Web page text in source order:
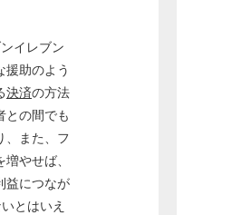
イレブン
援助のよう
決済の方法
との間でも
、また、フ
やせば、
益につなが
とはいえ